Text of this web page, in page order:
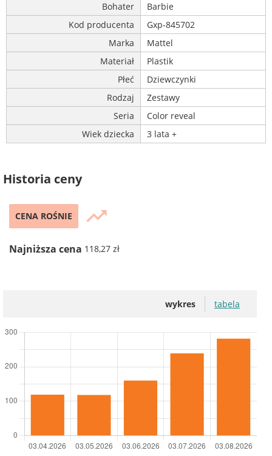
Bohater
Barbie
Kod producenta
Gxp-845702
Marka
Mattel
Materiał
Plastik
Płeć
Dziewczynki
Rodzaj
Zestawy
Seria
Color reveal
Wiek dziecka
3 lata +
Historia ceny
CENA ROŚNIE trending_up
Najniższa cena 118,27 zł
wykres tabela